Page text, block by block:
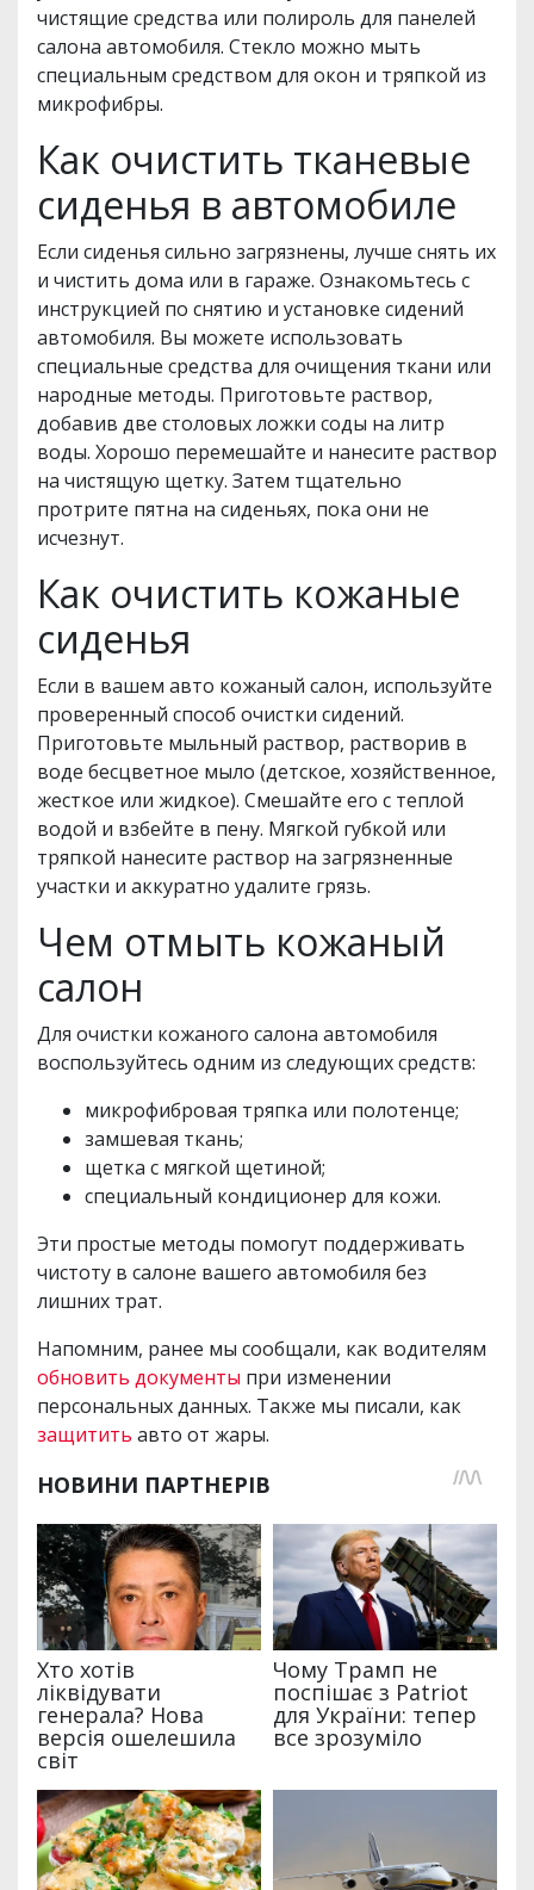
чистящие средства или полироль для панелей
салона автомобиля. Стекло можно мыть
специальным средством для окон и тряпкой из
микрофибры.
Как очистить тканевые
сиденья в автомобиле
Если сиденья сильно загрязнены, лучше снять их
и чистить дома или в гараже. Ознакомьтесь с
инструкцией по снятию и установке сидений
автомобиля. Вы можете использовать
специальные средства для очищения ткани или
народные методы. Приготовьте раствор,
добавив две столовых ложки соды на литр
воды. Хорошо перемешайте и нанесите раствор
на чистящую щетку. Затем тщательно
протрите пятна на сиденьях, пока они не
исчезнут.
Как очистить кожаные
сиденья
Если в вашем авто кожаный салон, используйте
проверенный способ очистки сидений.
Приготовьте мыльный раствор, растворив в
воде бесцветное мыло (детское, хозяйственное,
жесткое или жидкое). Смешайте его с теплой
водой и взбейте в пену. Мягкой губкой или
тряпкой нанесите раствор на загрязненные
участки и аккуратно удалите грязь.
Чем отмыть кожаный
салон
Для очистки кожаного салона автомобиля
воспользуйтесь одним из следующих средств:
микрофибровая тряпка или полотенце;
замшевая ткань;
щетка с мягкой щетиной;
специальный кондиционер для кожи.
Эти простые методы помогут поддерживать
чистоту в салоне вашего автомобиля без
лишних трат.
Напомним, ранее мы сообщали, как водителям
обновить документы при изменении
персональных данных. Также мы писали, как
защитить авто от жары.